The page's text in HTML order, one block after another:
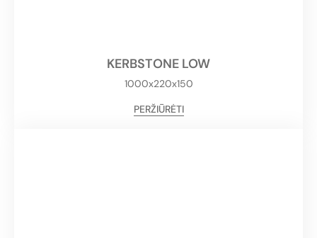
KERBSTONE LOW
1000x220x150
PERŽIŪRĖTI